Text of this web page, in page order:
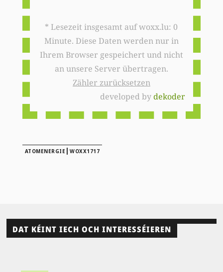
* Lesezeit insgesamt auf woxx.lu: 0
Minute. Diese Daten werden nur in
Ihrem Browser gespeichert und nicht
an unsere Server übertragen.
Zähler zurücksetzen
developed bydekoder
ATOMENERGIE |WOXX1717
DAT KÉINT IECH OCH INTERESSÉIEREN